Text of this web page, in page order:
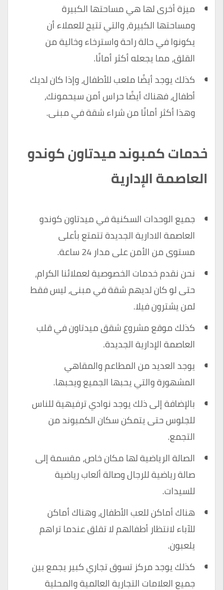
ميزة أخرى لها هي مساحتها الكبيرة
ومساحتها الكبيرة، والتي تتيح للعملاء أن
يكونوا في حالة راحة واسترخاء وخالية من
القلق، مما يجعله أكثر أمانًا.
كذلك يوجد أيضًا ملعب للأطفال، وإذا كان لديك
أطفال، فهناك أيضًا حراس أمن سيحمونك،
وهذا أكثر أمانًا من شراء شقة في مبنى.
خدمات كمبوند ميدتاون كوندو
العاصمة الإدارية
جميع الوحدات السكنية في ميدتاون كوندو
العاصمة الادارية الجديدة تتمتع بأعلى
مستوى من الأمن على مدار 24 ساعة.
نحن نقدم خدمات الخصوصية لعملائنا الكرام،
حتى لو كان لديهم شقة في مبنى، ليس فقط
لمن يشترون فيلا.
كذلك موقع مشروع شقق ميدتاون في قلب
العاصمة الإدارية الجديدة.
يوجد العديد من المطاعم والمقاهي
المشهورة والتي يحبها الجميع ويحبها.
بالإضافة إلى ذلك يوجد نوادي ترفيهية للناس
للجلوس حتى يتمكن سكان الكمبوند من
التجمع.
الصالة الرياضية لها مكان خاص، مقسمة إلى
صالة رياضية للرجال وصالة ألعاب رياضية
للسيدات.
هناك أماكن للعب الأطفال، وهناك أماكن
للآباء لانتظار أطفالهم لا تقلق عندما تراهم
يلعبون.
كذلك يوجد مركز تسوق تجاري كبير يجمع بين
جميع العلامات التجارية العالمية والمحلية